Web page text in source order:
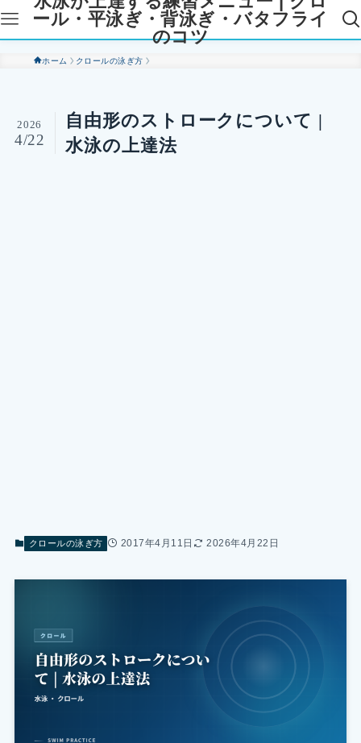
ール・平泳ぎ・背泳ぎ・バタフライ
のコツ
ホーム クロールの泳ぎ方
自由形のストロークについて |
水泳の上達法
2026
4/22
クロールの泳ぎ方 2017年4月11日 2026年4月22日